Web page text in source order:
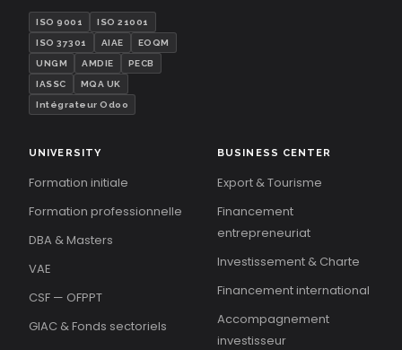
ISO 9001 ISO 21001
ISO 37301 AIAE EOQM
UNGM AMDIE PECB
IASSC MQA UK
Intégrateur Odoo
UNIVERSITY
Formation initiale
Formation professionnelle
DBA & Masters
VAE
CSF — OFPPT
GIAC & Fonds sectoriels
BUSINESS CENTER
Export & Tourisme
Financement
entrepreneuriat
Investissement & Charte
Financement international
Accompagnement
investisseur